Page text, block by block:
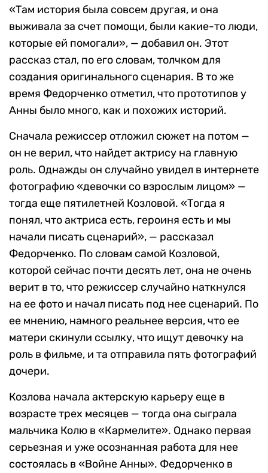
«Там история была совсем другая, и она
выживала за счет помощи, были какие-то люди,
которые ей помогали», — добавил он. Этот
рассказ стал, по его словам, толчком для
создания оригинального сценария. В то же
время Федорченко отметил, что прототипов у
Анны было много, как и похожих историй.
Сначала режиссер отложил сюжет на потом —
он не верил, что найдет актрису на главную
роль. Однажды он случайно увидел в интернете
фотографию «девочки со взрослым лицом» —
тогда еще пятилетней Козловой. «Тогда я
понял, что актриса есть, героиня есть и мы
начали писать сценарий», — рассказал
Федорченко. По словам самой Козловой,
которой сейчас почти десять лет, она не очень
верит в то, что режиссер случайно наткнулся
на ее фото и начал писать под нее сценарий. По
ее мнению, намного реальнее версия, что ее
матери скинули ссылку, что ищут девочку на
роль в фильме, и та отправила пять фотографий
дочери.
Козлова начала актерскую карьеру еще в
возрасте трех месяцев — тогда она сыграла
мальчика Колю в «Кармелите». Однако первая
серьезная и уже осознанная работа для нее
состоялась в «Войне Анны». Федорченко в